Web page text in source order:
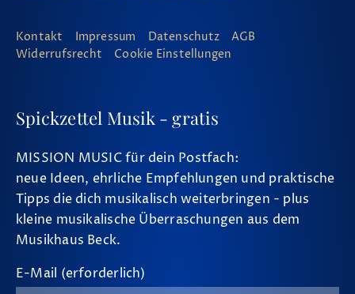
Kontakt Impressum Datenschutz
AGB
Widerrufsrecht
Cookie Einstellungen
Spickzettel Musik - gratis
MISSION MUSIC für dein Postfach:
neue Ideen, ehrliche Empfehlungen und praktische
Tipps die dich musikalisch weiterbringen - plus
kleine musikalische Überraschungen aus dem
Musikhaus Beck.
E-Mail (erforderlich)